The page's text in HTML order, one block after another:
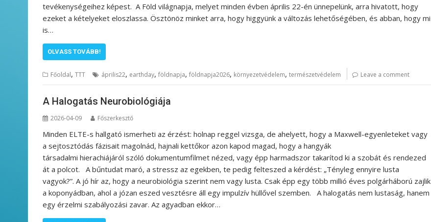
tevékenységeihez képest. A Föld világnapja, melyet minden évben április 22-én ünnepelünk, arra hivatott, hogy
ezeket a kételyeket eloszlassa. Ösztönöz minket arra, hogy higgyünk a változás lehetőségében, és abban, hogy mi
is…
OLVASS TOVÁBB!
Főoldal, TTT április22, earthday, földnapja, földnapja2026, környezetvédelem, természetvédelem Leave a comment
A Halogatás Neurobiológiája
2026-04-09 Főszerkesztő
Minden ELTE-s hallgató ismerheti az érzést: holnap reggel vizsga, de ahelyett, hogy a Maxwell-egyenleteket vagy
a sejtosztódás fázisait magolnád, hajnali kettőkor azon kapod magad, hogy a hangyák
társadalmi hierachiájáról szóló dokumentumfilmet nézed, vagy épp harmadszor takarítod ki a szobát és rendezed
át a polcot. A bűntudat maró, a stressz az egekben, te pedig felteszed a kérdést: „Tényleg ennyire lusta
vagyok?”. A jó hír az, hogy a neurobiológia szerint nem vagy lusta. Csak épp egy több millió éves polgárháború zajlik
a koponyádban, ahol a józan eszed vesztésre áll egy impulzív hüllővel szemben. A halogatás nem lustaság, hanem
egy érzelmi szabályozási zavar. Az agyadban ekkor…